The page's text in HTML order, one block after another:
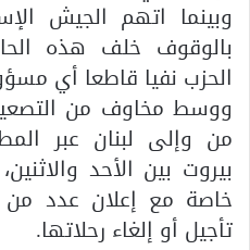
وبينما اتهم الجيش
بالوقوف خلف هذه
الحزب نفيا قاطعا أي
ووسط مخاوف من
من وإلى لبنان عبر
بيروت بين الأحد
خاصة مع إعلان عدد من
تأجيل أو إلغاء رحلاتها.